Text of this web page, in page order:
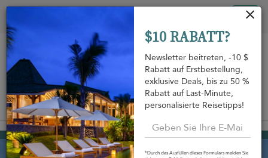
Auf der Karte anzeigen
Choeng Mon beach von756 USD
20-Rabatt
$10 RABATT?
Newsletter beitreten, -10 $
Rabatt auf Erstbestellung,
exklusive Deals, bis zu 50 %
Rabatt auf Last-Minute,
personalisierte Reisetipps!
*Durch das Ausfüllen dieses Formulars melden Sie
Cookie-Einstellungen